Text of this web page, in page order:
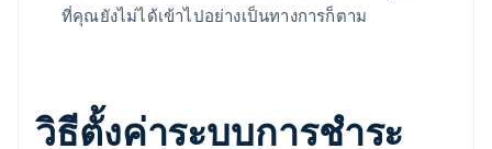
ที่คุณยังไม่ได้เข้าไปอย่างเป็นทางการก็ตาม
วิธีตั้งค่าระบบการชำระ